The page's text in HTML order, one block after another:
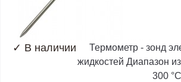
✓ В наличии
Термометр - зонд
жидкостей Диапазон
300 °C